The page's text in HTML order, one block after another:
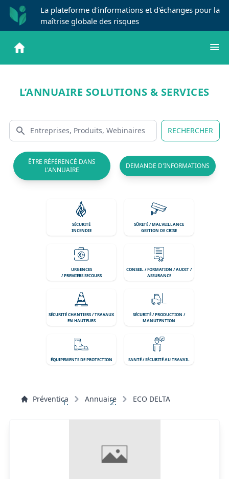
La plateforme d'informations et d'échanges pour la
maîtrise globale des risques
L’ANNUAIRE SOLUTIONS & SERVICES
RECHERCHER
ÊTRE RÉFÉRENCÉ DANS
L'ANNUAIRE
DEMANDE D'INFORMATIONS
SÉCURITÉ
INCENDIE
SÛRETÉ / MALVEILLANCE
GESTION DE CRISE
URGENCES
/ PREMIERS SECOURS
CONSEIL / FORMATION / AUDIT /
ASSURANCE
SÉCURITÉ CHANTIERS / TRAVAUX
EN HAUTEURS
SÉCURITÉ / PRODUCTION /
MANUTENTION
ÉQUIPEMENTS DE PROTECTION SANTÉ / SÉCURITÉ AU TRAVAIL
Préventica Annuaire ECO DELTA